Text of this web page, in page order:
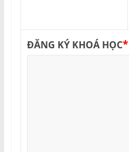
ĐĂNG KÝ KHOÁ HỌC*